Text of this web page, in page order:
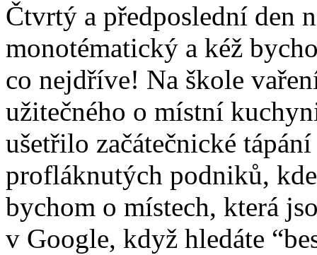
Čtvrtý a předposlední den
monotématický a kéž
co nejdříve! Na škole
užitečného o místní
ušetřilo začátečnické
profláknutých podniků,
bychom o místech, která
v Google, když hledáte